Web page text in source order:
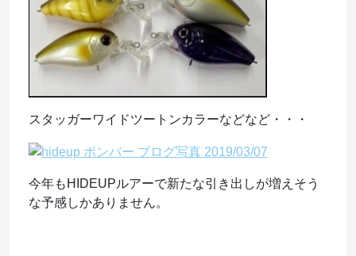
スタッガーワイドツートンカラーなどなど・・・
今年もHIDEUPルアーで新たな引き出しが増えそう
な予感しかありません。